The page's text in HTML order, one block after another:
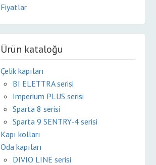
Fiyatlar
Ürün kataloğu
Çelik kapıları
BI ELETTRA serisi
Imperium PLUS serisi
Sparta 8 serisi
Sparta 9 SENTRY-4 serisi
Kapı kolları
Oda kapıları
DIVIO LINE serisi